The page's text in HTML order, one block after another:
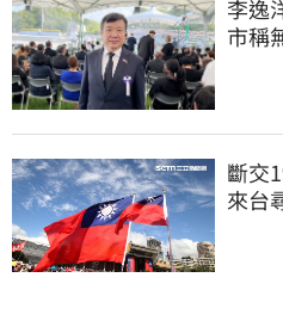
李逸
市稱
斷交
來台